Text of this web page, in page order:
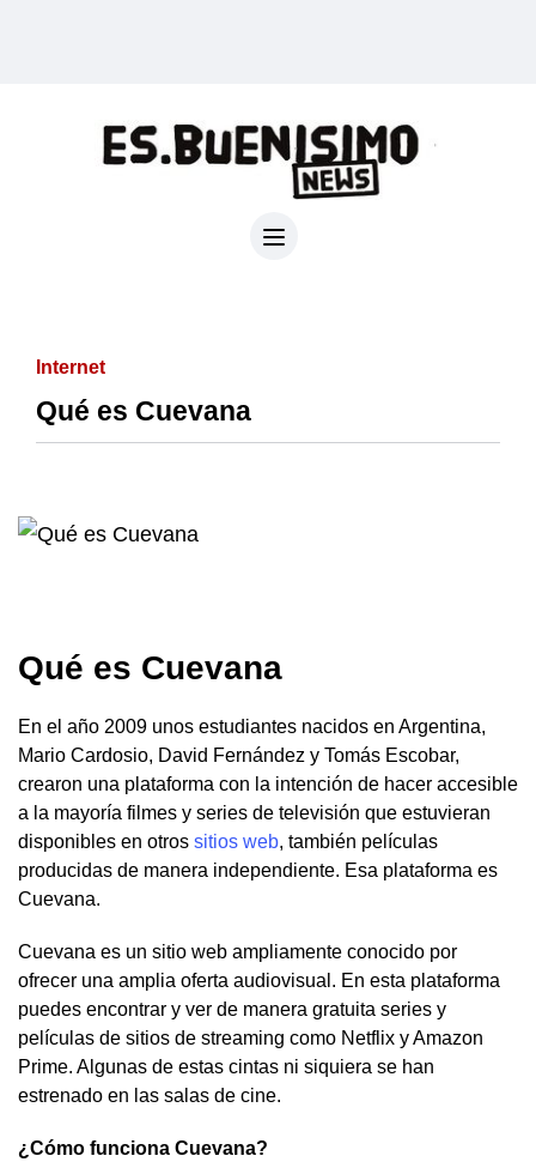
Internet
Qué es Cuevana
Qué es Cuevana
En el año 2009 unos estudiantes nacidos en Argentina,
Mario Cardosio, David Fernández y Tomás Escobar,
crearon una plataforma con la intención de hacer accesible
a la mayoría filmes y series de televisión que estuvieran
disponibles en otros sitios web, también películas
producidas de manera independiente. Esa plataforma es
Cuevana.
Cuevana es un sitio web ampliamente conocido por
ofrecer una amplia oferta audiovisual. En esta plataforma
puedes encontrar y ver de manera gratuita series y
películas de sitios de streaming como Netflix y Amazon
Prime. Algunas de estas cintas ni siquiera se han
estrenado en las salas de cine.
¿Cómo funciona Cuevana?